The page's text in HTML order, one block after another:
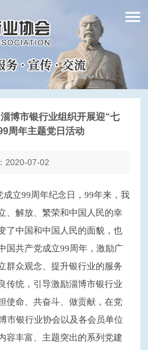
博市银行业组织开展迎“七
周年主题党日活动
2020-07-02
成立99周年纪念日，99年来，我
、解放、繁荣和中国人民的幸
了中国和中国人民的面貌，也
国共产党成立99周年，激励广
群众观念、提升银行业的服务
传统，引导激励淄博市银行业
使命、共奋斗、做贡献，在党
市银行业协会以及各会员单位
容丰富、主题突出的系列党建